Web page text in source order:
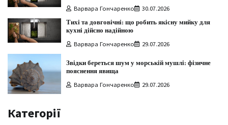
Варвара Гончаренко 30.07.2026
Тихі та довговічні: що робить якісну мийку для
кухні дійсно надійною
Варвара Гончаренко 29.07.2026
Звідки береться шум у морській мушлі: фізичне
пояснення явища
Варвара Гончаренко 29.07.2026
Категорії